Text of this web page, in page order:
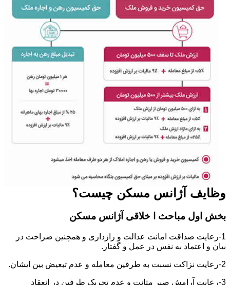
وظایف آژانس مسکن چیست؟
بخش اول مباحث ا خلاقی آژانس مسکن
1-رعایت صداقت امانت عدالت و رازداری و همچنین صراحت در
بیان و اعتماد به نفس در عمل و گفتار.
2-رعایت نزاکت نسبت به طرفین معامله و عدم تبعیض بین ایشان.
3-رعایت آرامش صبر متانت و عدم تحریک طرفین در انعقاد